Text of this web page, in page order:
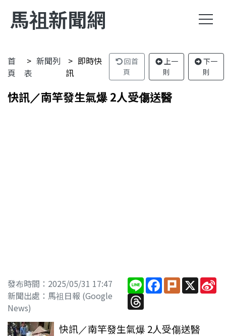
馬祖新聞網
首
頁
新聞列
表
即時快
訊
回首
頁
上一
則
下一
則
快訊／南竿發生氣爆 2人受傷送醫
發布時間：2025/05/31 17:47
新聞出處：馬祖日報 (Google
News)
Line Facebook
PlurkX
Threads
快訊／南竿發生氣爆 2人受傷送醫